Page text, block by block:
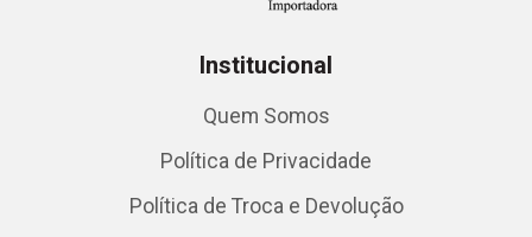
Institucional
Quem Somos
Política de Privacidade
Política de Troca e Devolução